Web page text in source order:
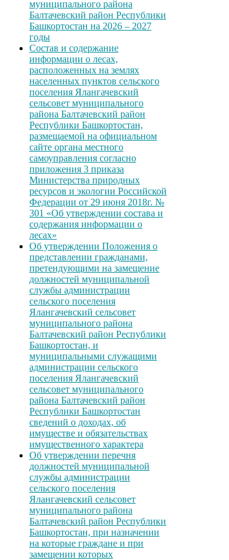
муниципального района
Балтачевский район Республики
Башкортостан на 2026 – 2027
годы
Состав и содержание
информации о лесах,
расположенных на землях
населенных пунктов сельского
поселения Ялангачевский
сельсовет муниципального
района Балтачевский район
Республики Башкортостан,
размещаемой на официальном
сайте органа местного
самоуправления согласно
приложения 3 приказа
Министерства природных
ресурсов и экологии Российской
Федерации от 29 июня 2018г. №
301 «Об утверждении состава и
содержания информации о
лесах»
Об утверждении Положения о
представлении гражданами,
претендующими на замещение
должностей муниципальной
службы администрации
сельского поселения
Ялангачевский сельсовет
муниципального района
Балтачевский район Республики
Башкортостан, и
муниципальными служащими
администрации сельского
поселения Ялангачевский
сельсовет муниципального
района Балтачевский район
Республики Башкортостан
сведений о доходах, об
имуществе и обязательствах
имущественного характера
Об утверждении перечня
должностей муниципальной
службы администрации
сельского поселения
Ялангачевский сельсовет
муниципального района
Балтачевский район Республики
Башкортостан, при назначении
на которые граждане и при
замещении которых